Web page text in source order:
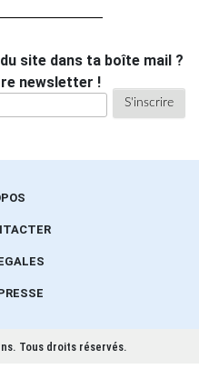
site dans ta boîte mail ?
newsletter !
Tous droits réservés.